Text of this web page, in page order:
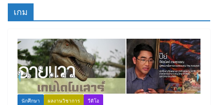
เกม
นักศึกษา ผลงานวิชาการ วีดิโอ